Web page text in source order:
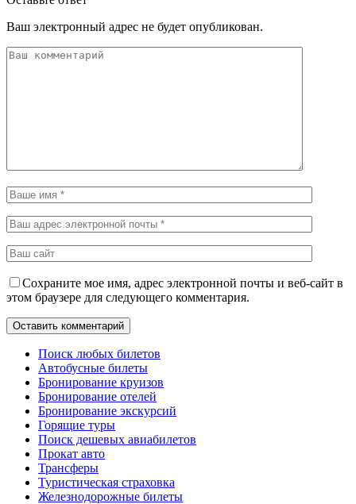
Ваш электронный адрес не будет опубликован.
Сохраните мое имя, адрес электронной почты и веб-сайт в
этом браузере для следующего комментария.
Поиск любых билетов
Автобусные билеты
Бронирование круизов
Бронирование отелей
Бронирование экскурсий
Горящие туры
Поиск дешевых авиабилетов
Прокат авто
Трансферы
Туристическая страховка
Железнодорожные билеты